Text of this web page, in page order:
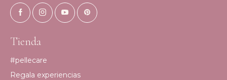
Tienda
#pellecare
Regala experiencias